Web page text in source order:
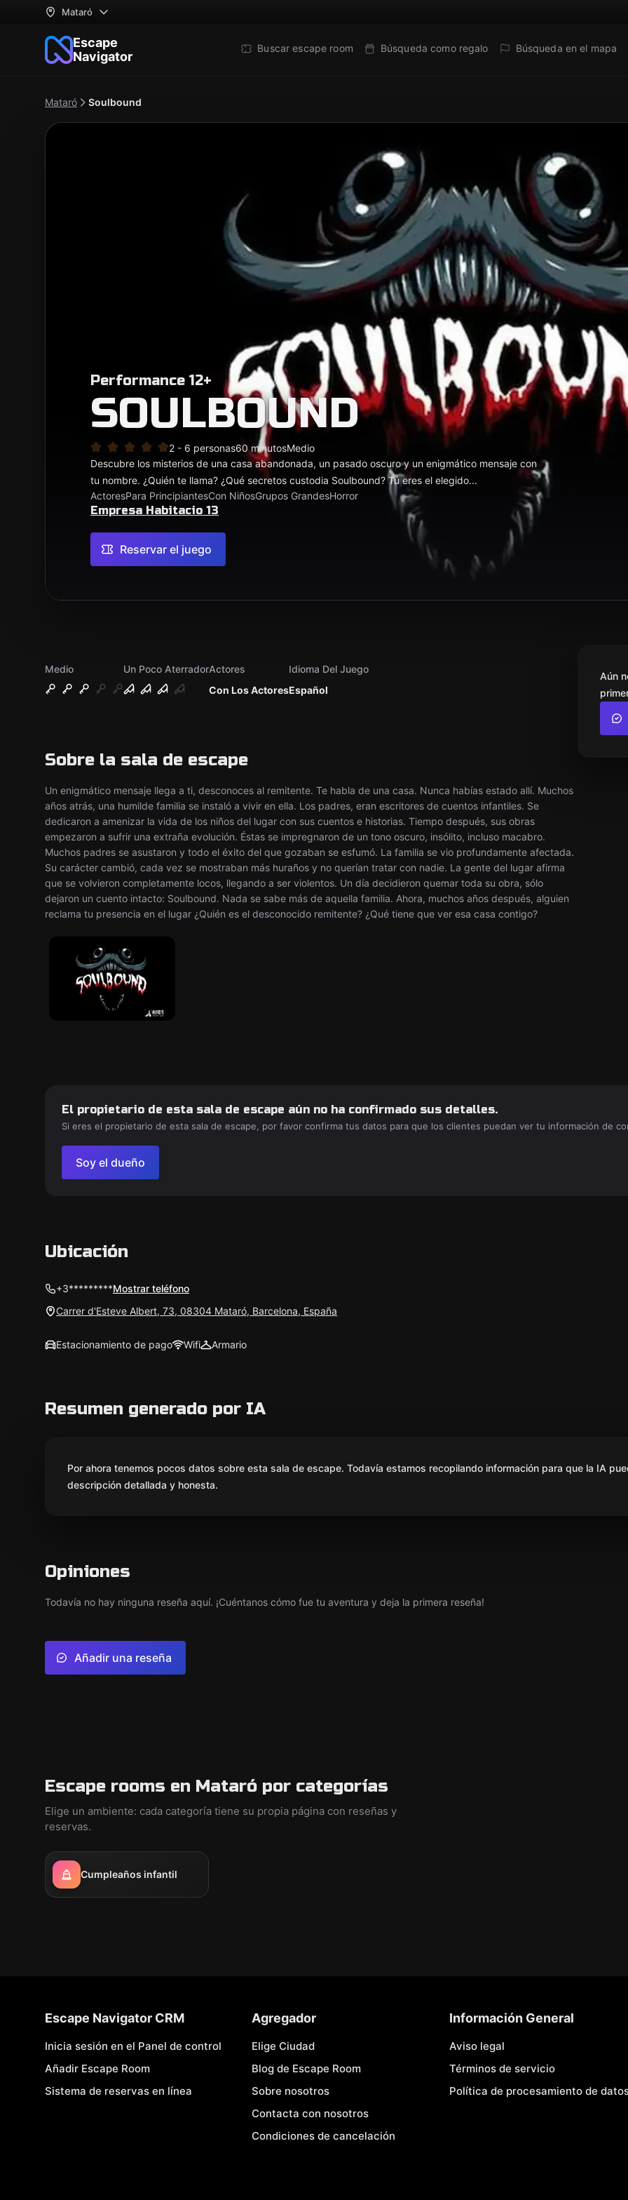
Mataró
Escape
Navigator
Buscar escape room Búsqueda como regalo Búsqueda en el mapa
Mataró Soulbound
Performance 12+
SOULBOUND
2 - 6 personas60 minutosMedio
Descubre los misterios de una casa abandonada, un pasado oscuro y un enigmático mensaje con
tu nombre. ¿Quién te llama? ¿Qué secretos custodia Soulbound? Tú eres el elegido...
ActoresPara PrincipiantesCon NiñosGrupos GrandesHorror
Empresa Habitacio 13
Reservar el juego
Medio
Un Poco Aterrador
Con Los Actores
Actores
Español
Idioma Del Juego
Sobre la sala de escape
Un enigmático mensaje llega a ti, desconoces al remitente. Te habla de una casa. Nunca habías estado allí. Muchos
años atrás, una humilde familia se instaló a vivir en ella. Los padres, eran escritores de cuentos infantiles. Se
dedicaron a amenizar la vida de los niños del lugar con sus cuentos e historias. Tiempo después, sus obras
empezaron a sufrir una extraña evolución. Éstas se impregnaron de un tono oscuro, insólito, incluso macabro.
Muchos padres se asustaron y todo el éxito del que gozaban se esfumó. La familia se vio profundamente afectada.
Su carácter cambió, cada vez se mostraban más huraños y no querían tratar con nadie. La gente del lugar afirma
que se volvieron completamente locos, llegando a ser violentos. Un día decidieron quemar toda su obra, sólo
dejaron un cuento intacto: Soulbound. Nada se sabe más de aquella familia. Ahora, muchos años después, alguien
reclama tu presencia en el lugar ¿Quién es el desconocido remitente? ¿Qué tiene que ver esa casa contigo?
Aún
El propietario de esta sala de escape aún no ha confirmado sus detalles.
Si eres el propietario de esta sala de escape, por favor confirma tus datos para que los clientes puedan ver tu información de
Soy el dueño
Ubicación
+3*********Mostrar teléfono
Carrer d'Esteve Albert, 73, 08304 Mataró, Barcelona, España
Estacionamiento de pago Wifi Armario
Resumen generado por IA
Por ahora tenemos pocos datos sobre esta sala de escape. Todavía estamos recopilando información para que la IA
descripción detallada y honesta.
Opiniones
Todavía no hay ninguna reseña aquí. ¡Cuéntanos cómo fue tu aventura y deja la primera reseña!
Añadir una reseña
Escape rooms en Mataró por categorías
Elige un ambiente: cada categoría tiene su propia página con reseñas y
reservas.
Cumpleaños infantil
Escape Navigator CRM
Inicia sesión en el Panel de control
Añadir Escape Room
Sistema de reservas en línea
Agregador
Elige Ciudad
Blog de Escape Room
Sobre nosotros
Contacta con nosotros
Condiciones de cancelación
Información General
Aviso legal
Términos de servicio
Política de procesamiento de